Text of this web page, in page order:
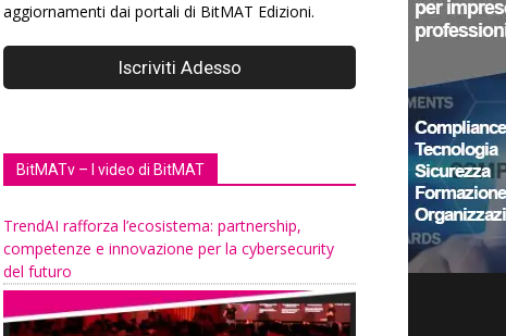
aggiornamenti dai portali di BitMAT Edizioni.
BitMATv – I video di BitMAT
TrendAI rafforza l’ecosistema: partnership,
competenze e innovazione per la cybersecurity
del futuro